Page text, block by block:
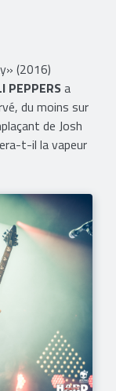
(2016)
PEPPERSa
du moins sur
de Josh
t-il la vapeur